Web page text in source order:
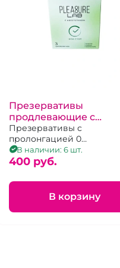
Презервативы
продлевающие с
анастетиком "Pleasure
Lab" 3 шт
Презервативы с
пролонгацией 0
увеличивают время секса
В наличии: 6 шт.
400 pуб.
В корзину